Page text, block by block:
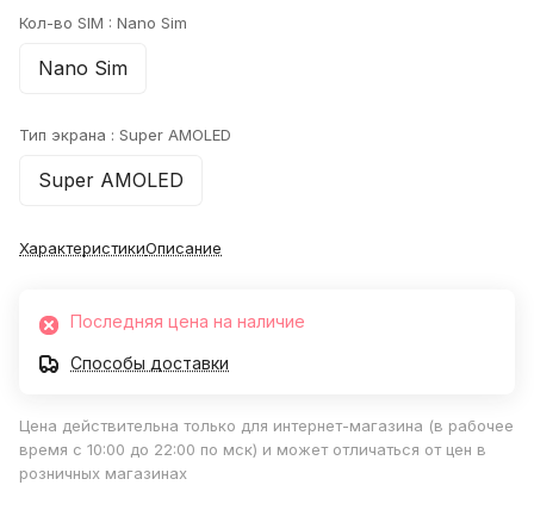
Кол-во SIM : Nano Sim
Nano Sim
Тип экрана : Super AMOLED
Super AMOLED
ХарактеристикиОписание
Последняя цена на наличие
Способы доставки
Цена действительна только для интернет-магазина (в рабочее
время с 10:00 до 22:00 по мск) и может отличаться от цен в
розничных магазинах